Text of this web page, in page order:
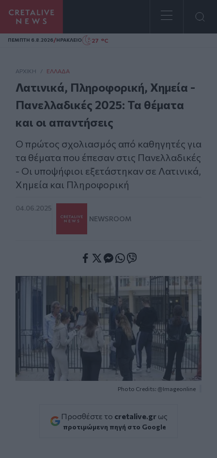
Homepage
ΠΕΜΠΤΗ 6.8.2026/ΗΡΑΚΛΕΙΟ 27 °C
ΑΡΧΙΚΗ / ΕΛΛΆΔΑ
Λατινικά, Πληροφορική, Χημεία -
Πανελλαδικές 2025: Τα θέματα
και οι απαντήσεις
Ο πρώτος σχολιασμός από καθηγητές για
τα θέματα που έπεσαν στις Πανελλαδικές
- Οι υποψήφιοι εξετάστηκαν σε Λατινικά,
Χημεία και Πληροφορική
04.06.2025
NEWSROOM
Photo Credits: @Imageonline
Προσθέστε το cretalive.gr ως
προτιμώμενη πηγή στο Google